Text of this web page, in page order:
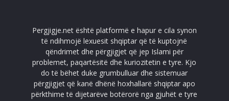
Pergjigje.net është platformë e hapur e cila synon
të ndihmojë lexuesit shqiptar që të kuptojnë
qëndrimet dhe përgjigjet që jep Islami për
problemet, paqartësitë dhe kuriozitetin e tyre. Kjo
do të bëhet duke grumbulluar dhe sistemuar
përgjigjet që kanë dhënë hoxhallarë shqiptar apo
përkthime të dijetarëve botërorë nga gjuhët e tyre